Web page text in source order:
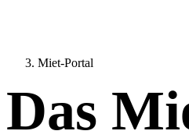
Miet-Portal
Das